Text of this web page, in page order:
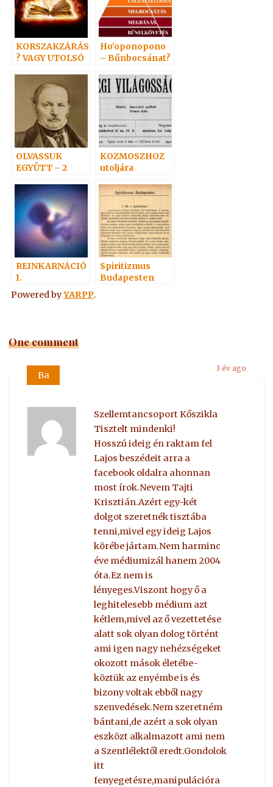
KORSZAKZÁRÁS
? VAGY UTOLSÓ
Ho’oponopono
– Bűnbocsánat?
OLVASSUK
EGYÜTT – 2
KOZMOSZHOZ
utoljára
REINKARNÁCIÓ
1.
Spiritizmus
Budapesten
Powered byYARPP.
One comment
3 év ago
Ba
Szellemtancsoport Kőszikla
Tisztelt mindenki!
Hosszú ideig én raktam fel
Lajos beszédeit arra a
facebook oldalra ahonnan
most írok.Nevem Tajti
Krisztián.Azért egy-két
dolgot szeretnék tisztába
tenni,mivel egy ideig Lajos
körébe jártam.Nem harminc
éve médiumizál hanem 2004
óta.Ez nem is
lényeges.Viszont hogy ő a
leghitelesebb médium azt
kétlem,mivel az ő vezettetése
alatt sok olyan dolog történt
ami igen nagy nehézségeket
okozott mások életébe-
köztük az enyémbe is és
bizony voltak ebből nagy
szenvedések.Nem szeretném
bántani,de azért a sok olyan
eszközt alkalmazott ami nem
a Szentlélektől eredt.Gondolok
itt
fenyegetésre,manipulációra